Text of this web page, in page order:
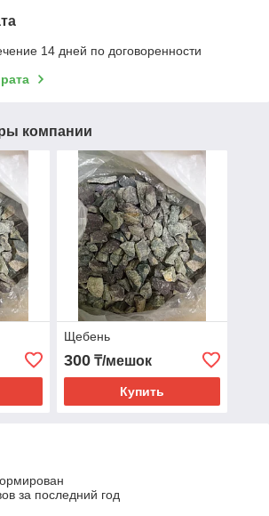
14 дней по договоренности
компании
Щебень
300₸/мешок
Купить
за последний год